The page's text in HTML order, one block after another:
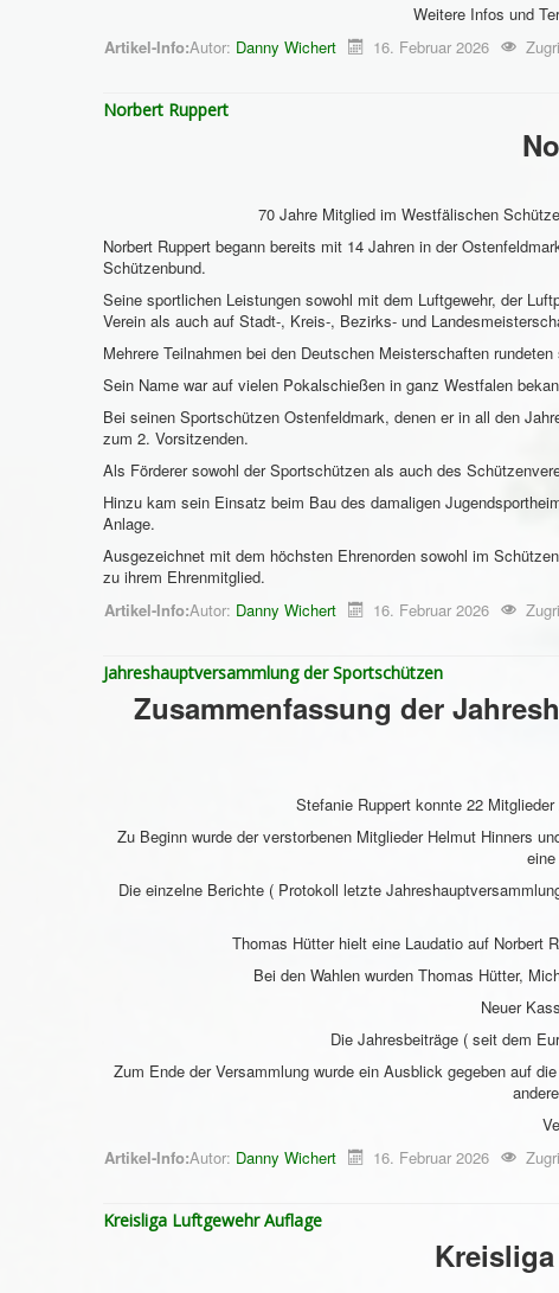
Weitere Infos und
Artikel-Info:Autor: Danny Wichert 16. Februar 2026
Norbert Ruppert
70 Jahre Mitglied im Westfälischen
Norbert Ruppert begann bereits mit 14 Jahren in der
Schützenbund.
Seine sportlichen Leistungen sowohl mit dem Luftgewehr, der
Verein als auch auf Stadt-, Kreis-, Bezirks- und
Mehrere Teilnahmen bei den Deutschen Meisterschaften
Sein Name war auf vielen Pokalschießen in ganz Westfalen
Bei seinen Sportschützen Ostenfeldmark, denen er in all den
zum 2. Vorsitzenden.
Als Förderer sowohl der Sportschützen als auch des
Hinzu kam sein Einsatz beim Bau des damaligen
Anlage.
Ausgezeichnet mit dem höchsten Ehrenorden sowohl im
zu ihrem Ehrenmitglied.
Artikel-Info:Autor: Danny Wichert 16. Februar 2026
Jahreshauptversammlung der Sportschützen
Zusammenfassung der
Stefanie Ruppert konnte 22
Zu Beginn wurde der verstorbenen Mitglieder Helmut Hinners
Die einzelne Berichte ( Protokoll letzte
Thomas Hütter hielt eine Laudatio auf Norbert
Bei den Wahlen wurden Thomas Hütter,
Neuer
Die Jahresbeiträge ( seit dem
Zum Ende der Versammlung wurde ein Ausblick gegeben auf
Artikel-Info:Autor: Danny Wichert 16. Februar 2026
Kreisliga Luftgewehr Auflage